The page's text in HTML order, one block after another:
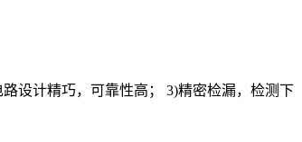
设计精巧，可靠性高； 3)精密检漏，检测下